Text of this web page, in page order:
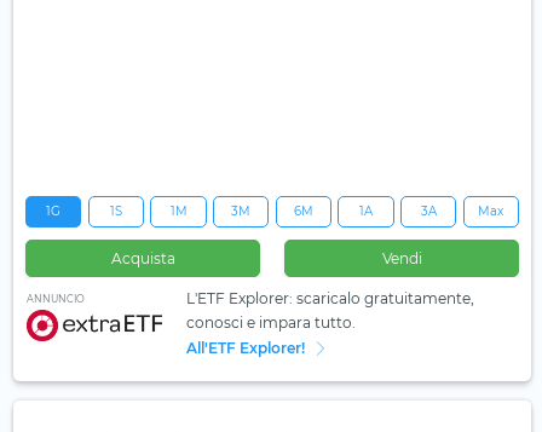
1G 1S 1M 3M 6M 1A 3A Max
Acquista Vendi
ANNUNCIO
L'ETF Explorer: scaricalo gratuitamente,
conosci e impara tutto.
All'ETF Explorer!